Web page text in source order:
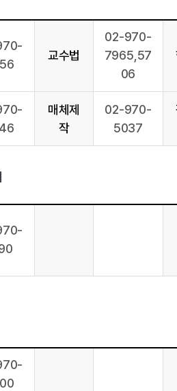
교수법
02-970-
7965,57
06
매체제
작
02-970-
5037